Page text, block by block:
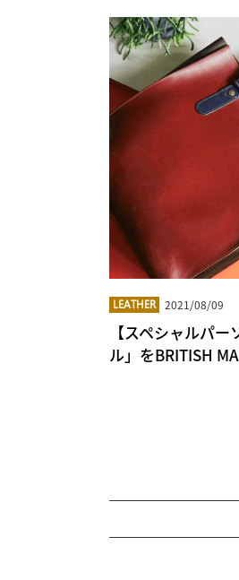
LEATHER 2021/08/09
【スペシャルパ
ル」をBRITISH